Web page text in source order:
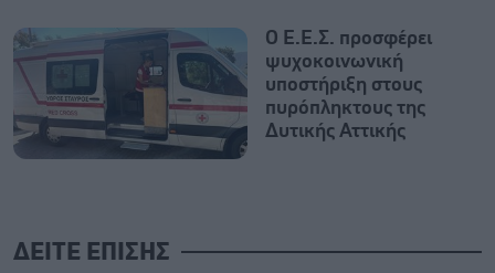
Ο Ε.Ε.Σ. προσφέρει
ψυχοκοινωνική
υποστήριξη στους
πυρόπληκτους της
Δυτικής Αττικής
ΔΕΙΤΕ ΕΠΙΣΗΣ